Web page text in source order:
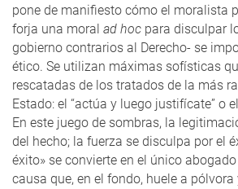
pone de manifiesto cómo el moralista
forja una moral ad hoc para disculpar
gobierno contrarios al Derecho- se
ético. Se utilizan máximas sofísticas
rescatadas de los tratados de la más
Estado: el “actúa y luego justifícate” o
En este juego de sombras, la
del hecho; la fuerza se disculpa por el
éxito» se convierte en el único
causa que, en el fondo, huele a pólvora